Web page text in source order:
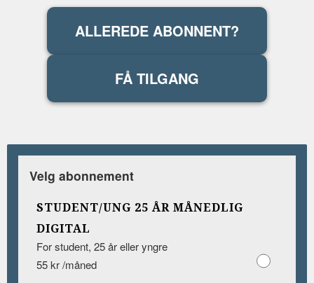
ALLEREDE ABONNENT?
FÅ TILGANG
Velg abonnement
STUDENT/UNG 25 ÅR MÅNEDLIG
DIGITAL
For student, 25 år eller yngre
55 kr /måned